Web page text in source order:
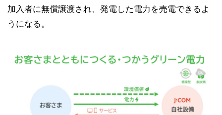
加入者に無償譲渡され、発電した電力を売電できるよ
うになる。